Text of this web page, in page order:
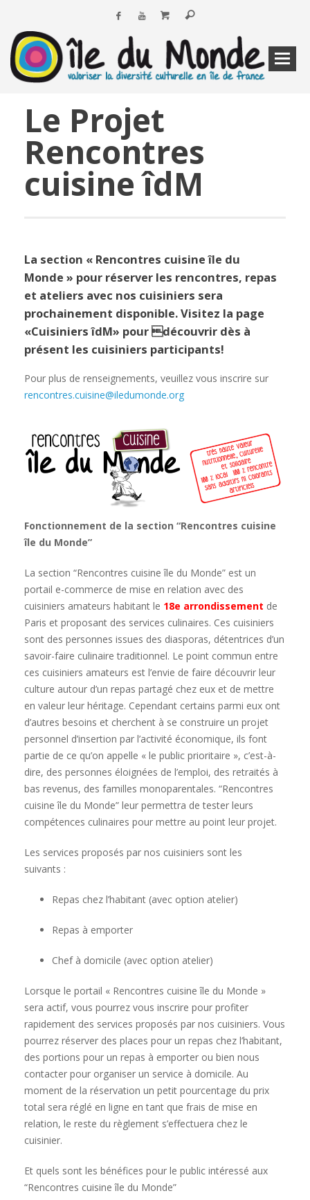
Le Projet
Rencontres
cuisine îdM
La section « Rencontres cuisine île du
Monde » pour réserver les rencontres, repas
et ateliers avec nos cuisiniers sera
prochainement disponible. Visitez la page
«Cuisiniers îdM» pour découvrir dès à
présent les cuisiniers participants!
Pour plus de renseignements, veuillez vous inscrire sur
rencontres.cuisine@iledumonde.org
Fonctionnement de la section “Rencontres cuisine
île du Monde”
La section “Rencontres cuisine île du Monde” est un
portail e-commerce de mise en relation avec des
cuisiniers amateurs habitant le 18e arrondissement de
Paris et proposant des services culinaires. Ces cuisiniers
sont des personnes issues des diasporas, détentrices d’un
savoir-faire culinaire traditionnel. Le point commun entre
ces cuisiniers amateurs est l’envie de faire découvrir leur
culture autour d’un repas partagé chez eux et de mettre
en valeur leur héritage. Cependant certains parmi eux ont
d’autres besoins et cherchent à se construire un projet
personnel d’insertion par l’activité économique, ils font
partie de ce qu’on appelle « le public prioritaire », c’est-à-
dire, des personnes éloignées de l’emploi, des retraités à
bas revenus, des familles monoparentales. “Rencontres
cuisine île du Monde” leur permettra de tester leurs
compétences culinaires pour mettre au point leur projet.
Les services proposés par nos cuisiniers sont les
suivants :
Repas chez l’habitant (avec option atelier)
Repas à emporter
Chef à domicile (avec option atelier)
Lorsque le portail « Rencontres cuisine île du Monde »
sera actif, vous pourrez vous inscrire pour profiter
rapidement des services proposés par nos cuisiniers. Vous
pourrez réserver des places pour un repas chez l’habitant,
des portions pour un repas à emporter ou bien nous
contacter pour organiser un service à domicile. Au
moment de la réservation un petit pourcentage du prix
total sera réglé en ligne en tant que frais de mise en
relation, le reste du règlement s’effectuera chez le
cuisinier.
Et quels sont les bénéfices pour le public intéressé aux
“Rencontres cuisine île du Monde”